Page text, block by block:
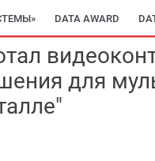
DATA AWARD
для